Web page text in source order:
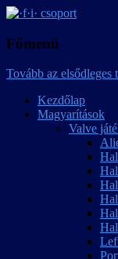
·f·i· csoport
Főmenü
Tovább az elsődleges
Kezdőlap
Magyarítások
Valve